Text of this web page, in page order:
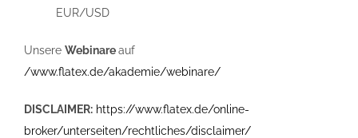
EUR/USD
Unsere Webinareauf
/www.flatex.de/akademie/webinare/
DISCLAIMER: https://www.flatex.de/online-
broker/unterseiten/rechtliches/disclaimer/